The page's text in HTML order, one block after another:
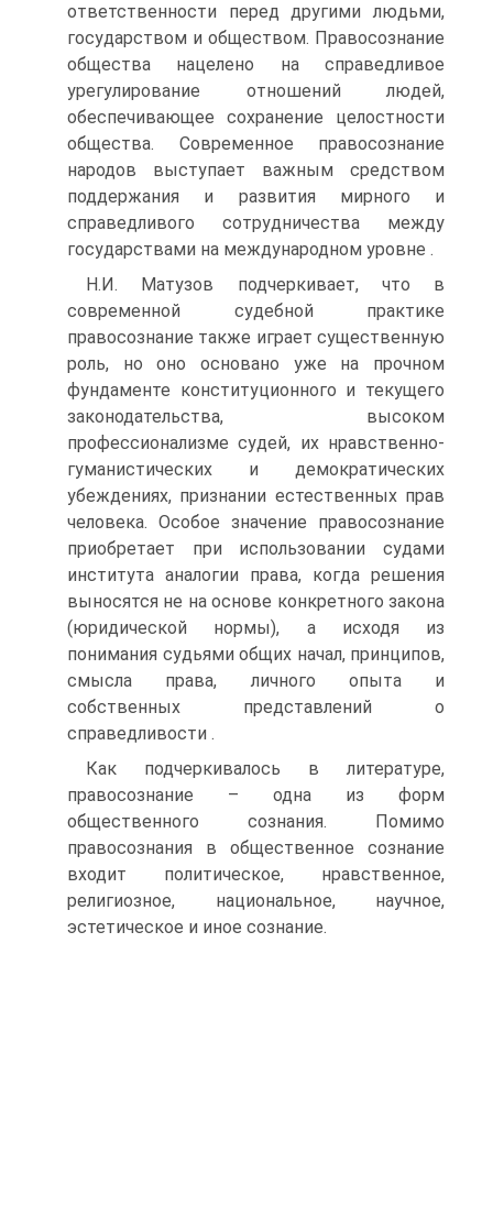
ответственности перед другими людьми,
государством и обществом. Правосознание
общества нацелено на справедливое
урегулирование отношений людей,
обеспечивающее сохранение целостности
общества. Современное правосознание
народов выступает важным средством
поддержания и развития мирного и
справедливого сотрудничества между
государствами на международном уровне .
Н.И. Матузов подчеркивает, что в
современной судебной практике
правосознание также играет существенную
роль, но оно основано уже на прочном
фундаменте конституционного и текущего
законодательства, высоком
профессионализме судей, их нравственно-
гуманистических и демократических
убеждениях, признании естественных прав
человека. Особое значение правосознание
приобретает при использовании судами
института аналогии права, когда решения
выносятся не на основе конкретного закона
(юридической нормы), а исходя из
понимания судьями общих начал, принципов,
смысла права, личного опыта и
собственных представлений о
справедливости .
Как подчеркивалось в литературе,
правосознание – одна из форм
общественного сознания. Помимо
правосознания в общественное сознание
входит политическое, нравственное,
религиозное, национальное, научное,
эстетическое и иное сознание.